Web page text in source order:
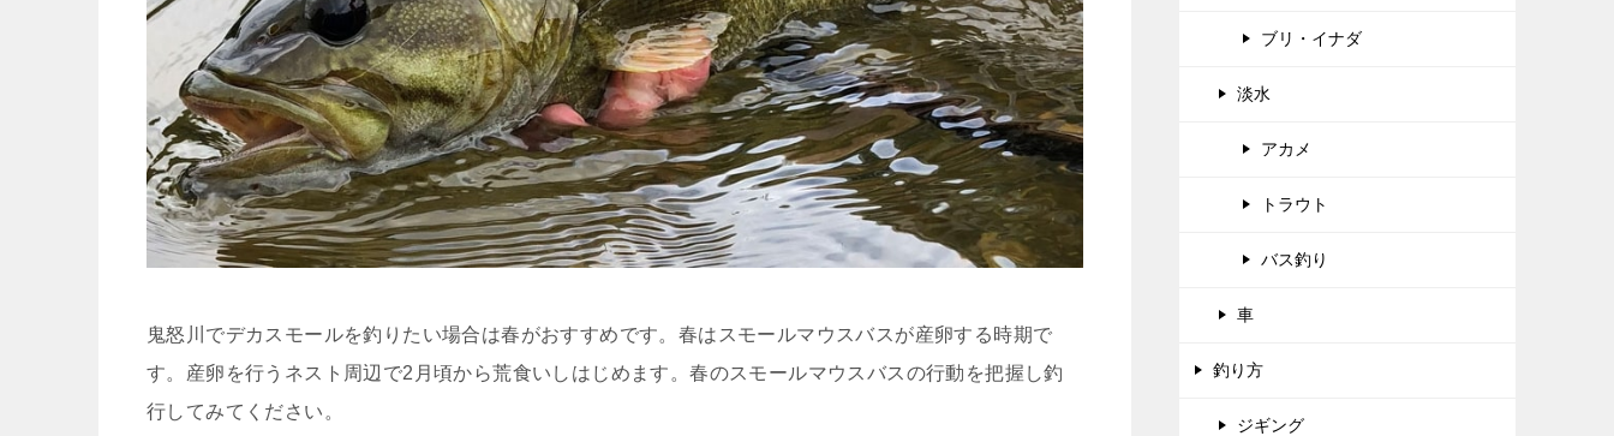
鬼怒川でデカスモールを釣りたい場合は春がおすすめです。春はスモールマウスバスが産卵する時期で
す。産卵を行うネスト周辺で2月頃から荒食いしはじめます。春のスモールマウスバスの行動を把握し釣
行してみてください。
ブリ・イナダ
淡水
アカメ
トラウト
バス釣り
車
釣り方
ジギング